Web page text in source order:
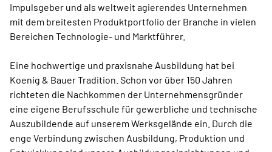
Impulsgeber und als weltweit agierendes Unternehmen
mit dem breitesten Produktportfolio der Branche in vielen
Bereichen Technologie- und Marktführer.
Eine hochwertige und praxisnahe Ausbildung hat bei
Koenig & Bauer Tradition. Schon vor über 150 Jahren
richteten die Nachkommen der Unternehmensgründer
eine eigene Berufsschule für gewerbliche und technische
Auszubildende auf unserem Werksgelände ein. Durch die
enge Verbindung zwischen Ausbildung, Produktion und